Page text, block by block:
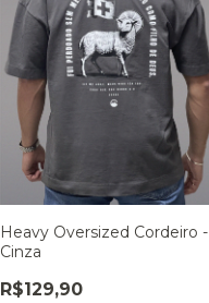
Heavy Oversized Cordeiro -
Cinza
R$129,90